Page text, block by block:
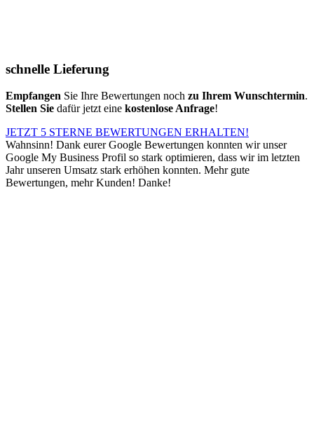
schnelle Lieferung
Empfangen Sie Ihre Bewertungen noch zu Ihrem Wunschtermin.
Stellen Sie dafür jetzt eine kostenlose Anfrage!
JETZT 5 STERNE BEWERTUNGEN ERHALTEN!
Wahnsinn! Dank eurer Google Bewertungen konnten wir unser
Google My Business Profil so stark optimieren, dass wir im letzten
Jahr unseren Umsatz stark erhöhen konnten. Mehr gute
Bewertungen, mehr Kunden! Danke!